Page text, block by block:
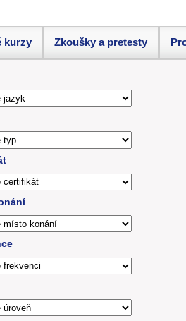
kurzy Zkoušky a pretesty